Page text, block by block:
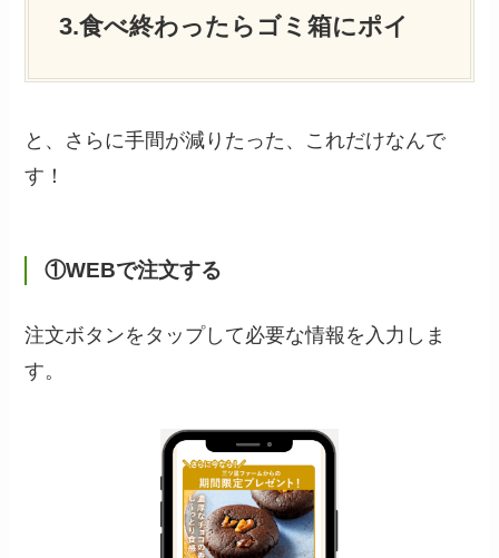
3.食べ終わったらゴミ箱にポイ
と、さらに手間が減りたった、これだけなんで
す！
①WEBで注文する
注文ボタンをタップして必要な情報を入力しま
す。